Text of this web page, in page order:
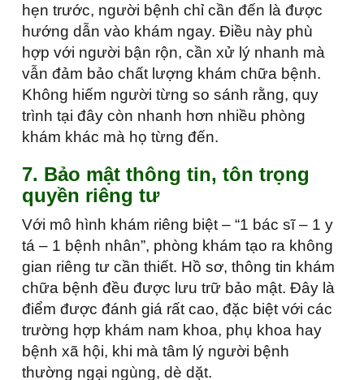
hẹn trước, người bệnh chỉ cần đến là được
hướng dẫn vào khám ngay. Điều này phù
hợp với người bận rộn, cần xử lý nhanh mà
vẫn đảm bảo chất lượng khám chữa bệnh.
Không hiếm người từng so sánh rằng, quy
trình tại đây còn nhanh hơn nhiều phòng
khám khác mà họ từng đến.
7. Bảo mật thông tin, tôn trọng
quyền riêng tư
Với mô hình khám riêng biệt – “1 bác sĩ – 1 y
tá – 1 bệnh nhân”, phòng khám tạo ra không
gian riêng tư cần thiết. Hồ sơ, thông tin khám
chữa bệnh đều được lưu trữ bảo mật. Đây là
điểm được đánh giá rất cao, đặc biệt với các
trường hợp khám nam khoa, phụ khoa hay
bệnh xã hội, khi mà tâm lý người bệnh
thường ngại ngùng, dè dặt.